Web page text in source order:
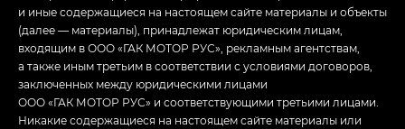
и иные содержащиеся на настоящем сайте материалы и объекты
(далее — материалы), принадлежат юридическим лицам,
входящим в ООО «ГАК МОТОР РУС», рекламным агентствам,
а также иным третьим в соответствии с условиями договоров,
заключенных между юридическими лицами
ООО «ГАК МОТОР РУС» и соответствующими третьими лицами.
Никакие содержащиеся на настоящем сайте материалы или